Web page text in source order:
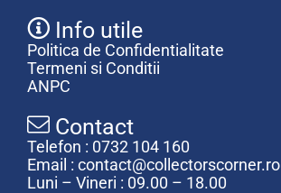
Info utile
Politica de Confidentialitate
Termeni si Conditii
ANPC
Contact
Telefon : 0732 104 160
Email : contact@collectorscorner.ro
Luni – Vineri : 09.00 – 18.00